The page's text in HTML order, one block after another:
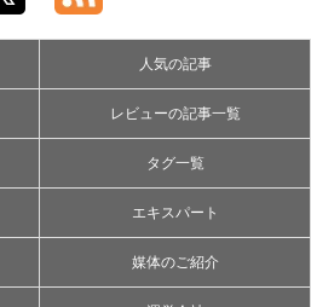
人気の記事
レビューの記事一覧
タグ一覧
エキスパート
媒体のご紹介